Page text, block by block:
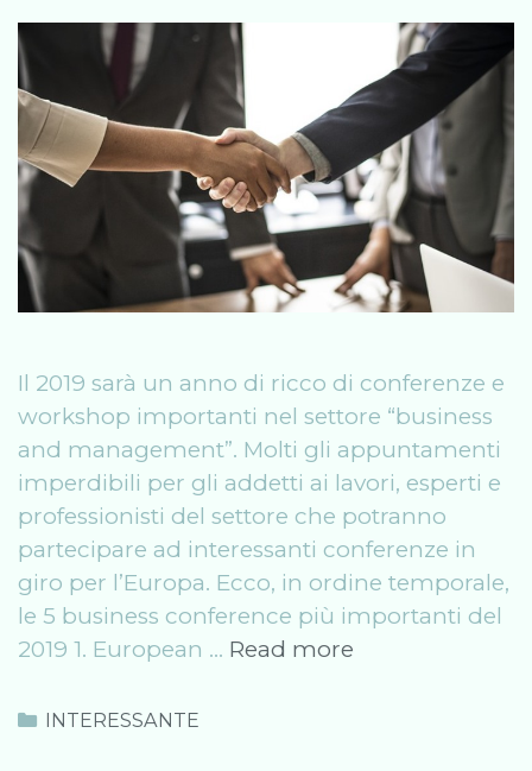
Il 2019 sarà un anno di ricco di conferenze e
workshop importanti nel settore “business
and management”. Molti gli appuntamenti
imperdibili per gli addetti ai lavori, esperti e
professionisti del settore che potranno
partecipare ad interessanti conferenze in
giro per l’Europa. Ecco, in ordine temporale,
le 5 business conference più importanti del
2019 1. European … Read more
Categories
INTERESSANTE